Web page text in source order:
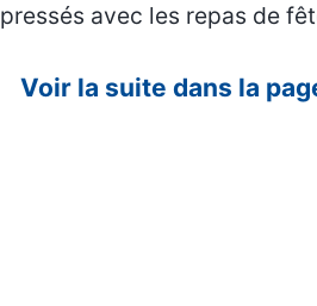
pressés avec les repas de
Voir la suite dans la